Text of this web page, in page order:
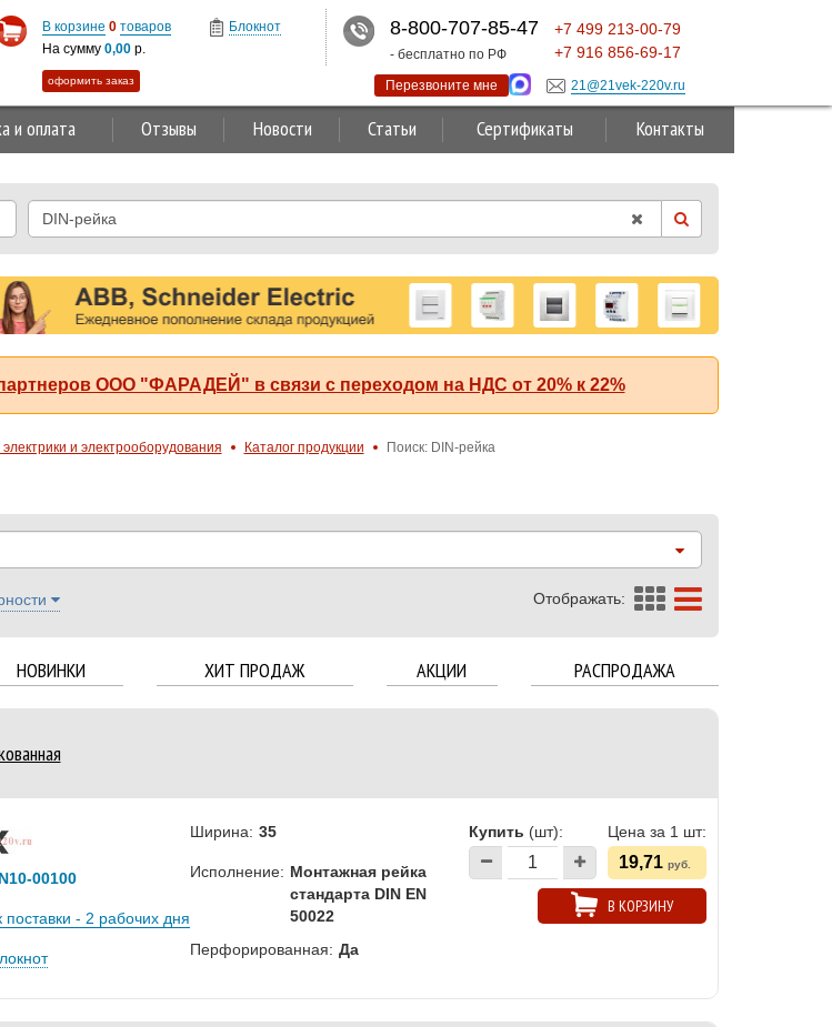
и оплата Отзывы Новости Статьи Сертификаты Контакты
ООО "ФАРАДЕЙ" в связи с переходом на НДС от 20% к 22%
и электрооборудования Каталог продукции Поиск: DIN-рейка
Отображать:
НОВИНКИ ХИТ ПРОДАЖ АКЦИИ РАСПРОДАЖА
00100
поставки - 2 рабочих дня
Ширина: 35
Исполнение: Монтажная рейка
стандарта DIN EN
50022
Перфорированная: Да
Купить (шт): Цена за 1 шт:
19,71 руб.
В КОРЗИНУ
В корзине 0 товаров
На сумму 0,00 р.
оформить заказ
Блокнот 8-800-707-85-47
- бесплатно по РФ
+7 499 213-00-79
+7 916 856-69-17
Перезвоните мне 21@21vek-220v.ru